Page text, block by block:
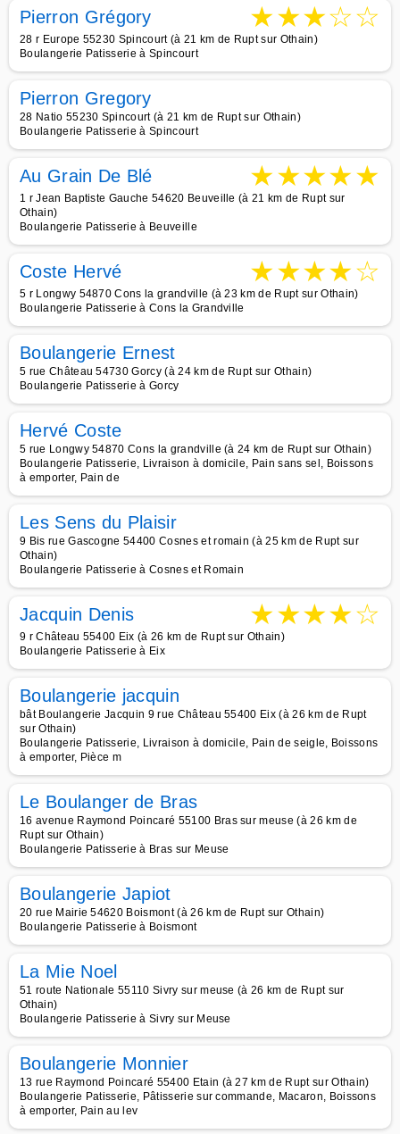
Pierron Grégory ★★★☆☆
28 r Europe 55230 Spincourt (à 21 km de Rupt sur Othain)
Boulangerie Patisserie à Spincourt
Pierron Gregory
28 Natio 55230 Spincourt (à 21 km de Rupt sur Othain)
Boulangerie Patisserie à Spincourt
Au Grain De Blé ★★★★★
1 r Jean Baptiste Gauche 54620 Beuveille (à 21 km de Rupt sur
Othain)
Boulangerie Patisserie à Beuveille
Coste Hervé ★★★★☆
5 r Longwy 54870 Cons la grandville (à 23 km de Rupt sur Othain)
Boulangerie Patisserie à Cons la Grandville
Boulangerie Ernest
5 rue Château 54730 Gorcy (à 24 km de Rupt sur Othain)
Boulangerie Patisserie à Gorcy
Hervé Coste
5 rue Longwy 54870 Cons la grandville (à 24 km de Rupt sur Othain)
Boulangerie Patisserie, Livraison à domicile, Pain sans sel, Boissons
à emporter, Pain de
Les Sens du Plaisir
9 Bis rue Gascogne 54400 Cosnes et romain (à 25 km de Rupt sur
Othain)
Boulangerie Patisserie à Cosnes et Romain
Jacquin Denis ★★★★☆
9 r Château 55400 Eix (à 26 km de Rupt sur Othain)
Boulangerie Patisserie à Eix
Boulangerie jacquin
bât Boulangerie Jacquin 9 rue Château 55400 Eix (à 26 km de Rupt
sur Othain)
Boulangerie Patisserie, Livraison à domicile, Pain de seigle, Boissons
à emporter, Pièce m
Le Boulanger de Bras
16 avenue Raymond Poincaré 55100 Bras sur meuse (à 26 km de
Rupt sur Othain)
Boulangerie Patisserie à Bras sur Meuse
Boulangerie Japiot
20 rue Mairie 54620 Boismont (à 26 km de Rupt sur Othain)
Boulangerie Patisserie à Boismont
La Mie Noel
51 route Nationale 55110 Sivry sur meuse (à 26 km de Rupt sur
Othain)
Boulangerie Patisserie à Sivry sur Meuse
Boulangerie Monnier
13 rue Raymond Poincaré 55400 Etain (à 27 km de Rupt sur Othain)
Boulangerie Patisserie, Pâtisserie sur commande, Macaron, Boissons
à emporter, Pain au lev